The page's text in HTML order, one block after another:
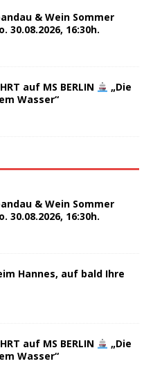
& Wein Sommer
30.08.2026, 16:30h.
auf MS BERLIN
„Die
Wasser“
& Wein Sommer
30.08.2026, 16:30h.
Hannes, auf bald Ihre
auf MS BERLIN
„Die
Wasser“